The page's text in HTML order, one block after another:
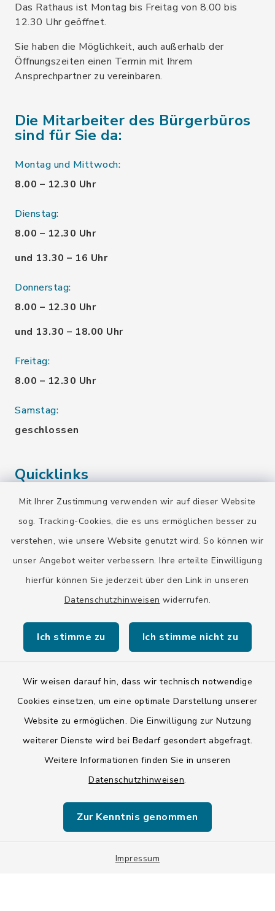
Mit Ihrer Zustimmung verwenden wir auf dieser Website
sog. Tracking-Cookies, die es uns ermöglichen besser zu
verstehen, wie unsere Website genutzt wird. So können wir
unser Angebot weiter verbessern. Ihre erteilte Einwilligung
hierfür können Sie jederzeit über den Link in unseren
Datenschutzhinweisen widerrufen.
Ich stimme zu Ich stimme nicht zu
Wir weisen darauf hin, dass wir technisch notwendige
Cookies einsetzen, um eine optimale Darstellung unserer
Website zu ermöglichen. Die Einwilligung zur Nutzung
weiterer Dienste wird bei Bedarf gesondert abgefragt.
Weitere Informationen finden Sie in unseren
Datenschutzhinweisen.
Zur Kenntnis genommen
Impressum
Das Rathaus ist Montag bis Freitag von 8.00 bis
12.30 Uhr geöffnet.
Sie haben die Möglichkeit, auch außerhalb der
Öffnungszeiten einen Termin mit Ihrem
Ansprechpartner zu vereinbaren.
Die Mitarbeiter des Bürgerbüros
sind für Sie da:
Montag und Mittwoch:
8.00 – 12.30 Uhr
Dienstag:
8.00 – 12.30 Uhr
und 13.30 – 16 Uhr
Donnerstag:
8.00 – 12.30 Uhr
und 13.30 – 18.00 Uhr
Freitag:
8.00 – 12.30 Uhr
Samstag:
geschlossen
Quicklinks
Landratsamt Bad Tölz-Wolfratshausen
BayernPortal
Kontakt
Barrierefreiheit
Impressum
LSI-Siegel
Datenschutzgrundverordnung
Sitemap